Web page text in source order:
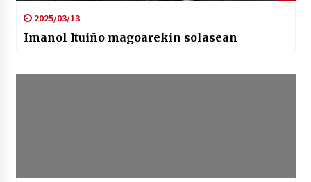
2025/03/13
Imanol Ituiño magoarekin solasean